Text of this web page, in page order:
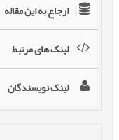
ارجاع به این مقاله
لینک های مرتبط
لینک نویسندگان